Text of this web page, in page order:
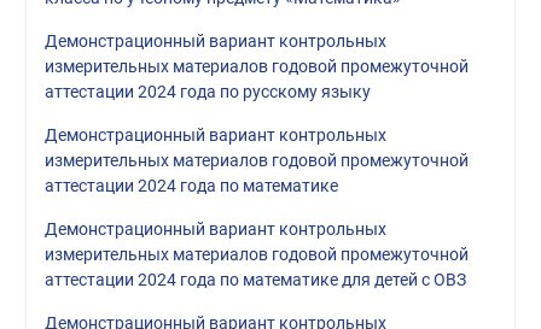
Демонстрационный вариант контрольных
измерительных материалов годовой промежуточной
аттестации 2024 года по русскому языку
Демонстрационный вариант контрольных
измерительных материалов годовой промежуточной
аттестации 2024 года по математике
Демонстрационный вариант контрольных
измерительных материалов годовой промежуточной
аттестации 2024 года по математике для детей с ОВЗ
Демонстрационный вариант контрольных